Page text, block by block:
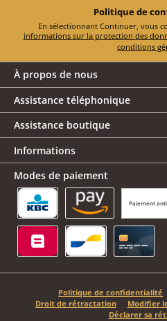
Politique de
informations sur la protection des
conditions
À propos de nous
Assistance téléphonique
Assistance boutique
Informations
Modes de paiement
Paiement
KBC/CBC Payment Button
Amazon Pay
Politique de confidentialité
Droit de rétractation
Modifier
Déclarer sa